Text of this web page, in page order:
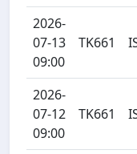
2026-
07-13
09:00
TK661
2026-
07-12
09:00
TK661